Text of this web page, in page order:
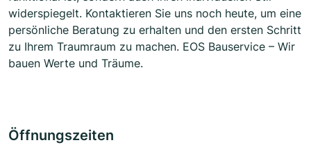
widerspiegelt. Kontaktieren Sie uns noch heute, um eine
persönliche Beratung zu erhalten und den ersten Schritt
zu Ihrem Traumraum zu machen. EOS Bauservice – Wir
bauen Werte und Träume.
Öffnungszeiten